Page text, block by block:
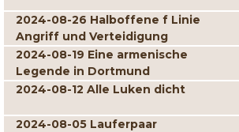
2024-08-26 Halboffene f Linie
Angriff und Verteidigung
2024-08-19 Eine armenische
Legende in Dortmund
2024-08-12 Alle Luken dicht
2024-08-05 Lauferpaar